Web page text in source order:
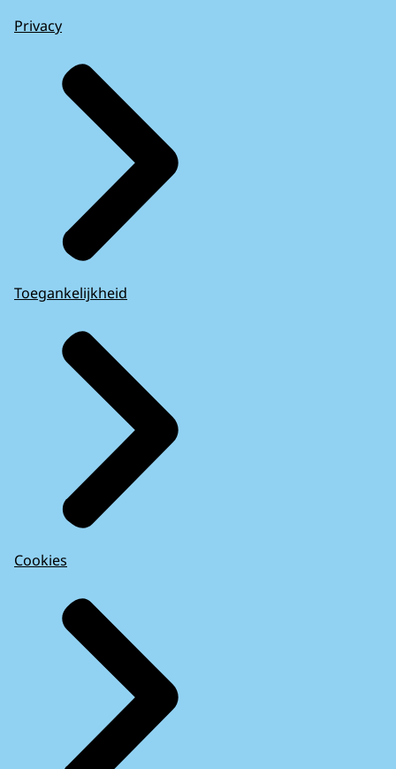
Privacy
Toegankelijkheid
Cookies